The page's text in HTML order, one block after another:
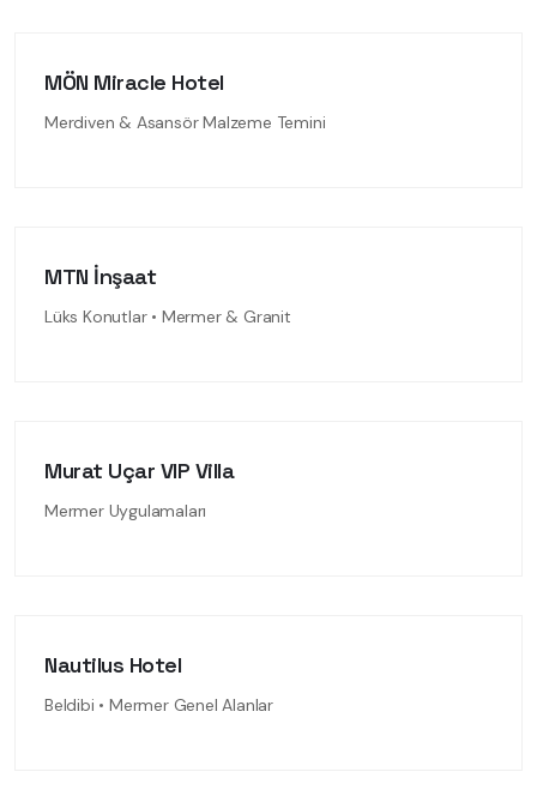
MÖN Miracle Hotel
Merdiven & Asansör Malzeme Temini
MTN İnşaat
Lüks Konutlar • Mermer & Granit
Murat Uçar VIP Villa
Mermer Uygulamaları
Nautilus Hotel
Beldibi • Mermer Genel Alanlar